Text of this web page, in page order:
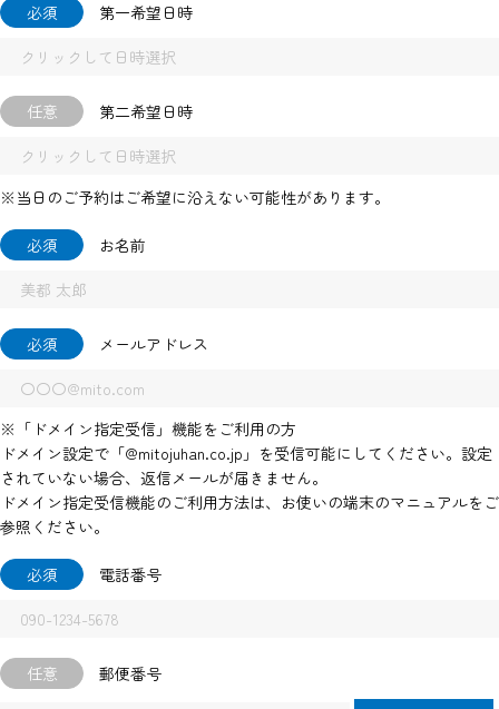
必須 第一希望日時
任意 第二希望日時
※当日のご予約はご希望に沿えない可能性があります。
必須 お名前
必須 メールアドレス
※「ドメイン指定受信」機能をご利用の方
ドメイン設定で「@mitojuhan.co.jp」を受信可能にしてください。設定
されていない場合、返信メールが届きません。
ドメイン指定受信機能のご利用方法は、お使いの端末のマニュアルをご
参照ください。
必須 電話番号
任意 郵便番号